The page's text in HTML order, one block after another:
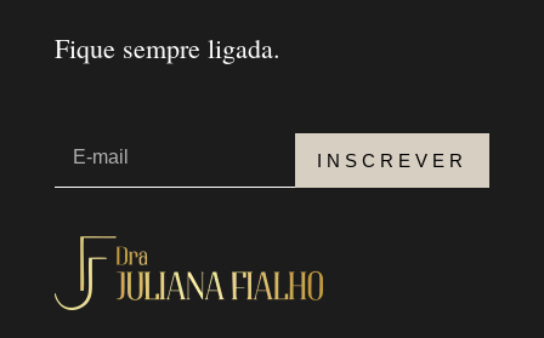
Fique sempre ligada.
INSCREVER